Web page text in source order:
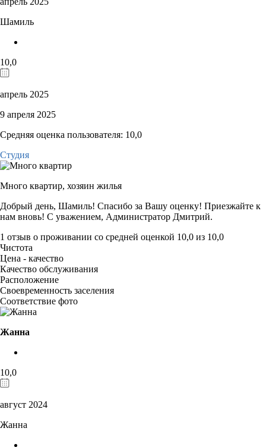
Шамиль
10,0
апрель 2025
9 апреля 2025
Средняя оценка пользователя: 10,0
Студия
Много квартир, хозяин жилья
Добрый день, Шамиль! Спасибо за Вашу оценку! Приезжайте к
нам вновь! С уважением, Администратор Дмитрий.
1 отзыв о проживании со средней оценкой 10,0 из 10,0
Чистота
Цена - качество
Качество обслуживания
Расположение
Своевременность заселения
Соответствие фото
Жанна
10,0
август 2024
Жанна